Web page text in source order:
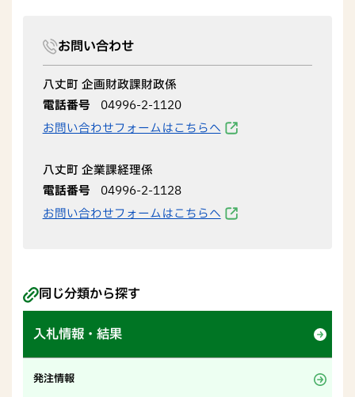
お問い合わせ
八丈町 企画財政課財政係
電話番号
04996-2-1120
お問い合わせフォームはこちらへ
八丈町 企業課経理係
電話番号
04996-2-1128
お問い合わせフォームはこちらへ
同じ分類から探す
入札情報・結果
発注情報